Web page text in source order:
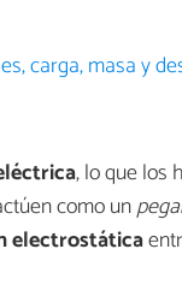
carga, masa y
, lo que los
como un
electrostática